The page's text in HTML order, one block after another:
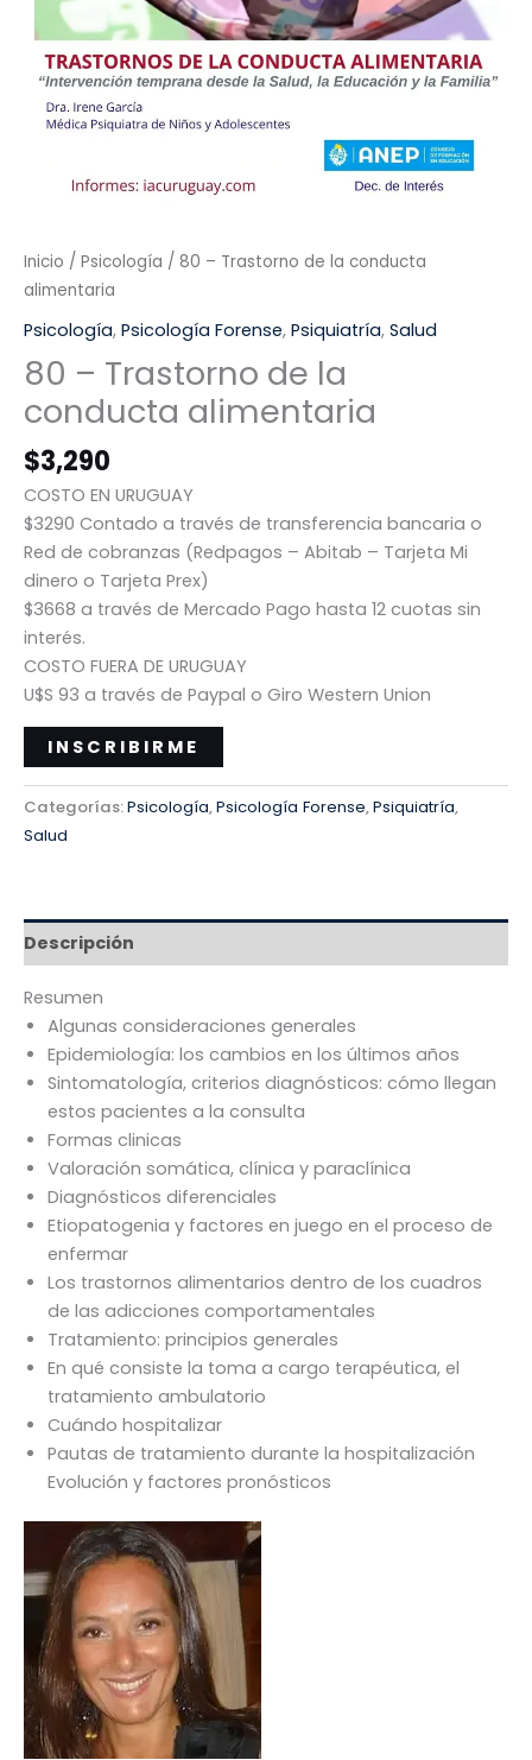
Inicio / Psicología / 80 – Trastorno de la conducta
alimentaria
Psicología, Psicología Forense, Psiquiatría, Salud
80 – Trastorno de la
conducta alimentaria
$3,290
COSTO EN URUGUAY
$3290 Contado a través de transferencia bancaria o
Red de cobranzas (Redpagos – Abitab – Tarjeta Mi
dinero o Tarjeta Prex)
$3668 a través de Mercado Pago hasta 12 cuotas sin
interés.
COSTO FUERA DE URUGUAY
U$S 93 a través de Paypal o Giro Western Union
INSCRIBIRME
Categorías:Psicología,Psicología Forense,Psiquiatría,
Salud
Descripción
Resumen
Algunas consideraciones generales
Epidemiología: los cambios en los últimos años
Sintomatología, criterios diagnósticos: cómo llegan
estos pacientes a la consulta
Formas clinicas
Valoración somática, clínica y paraclínica
Diagnósticos diferenciales
Etiopatogenia y factores en juego en el proceso de
enfermar
Los trastornos alimentarios dentro de los cuadros
de las adicciones comportamentales
Tratamiento: principios generales
En qué consiste la toma a cargo terapéutica, el
tratamiento ambulatorio
Cuándo hospitalizar
Pautas de tratamiento durante la hospitalización
Evolución y factores pronósticos